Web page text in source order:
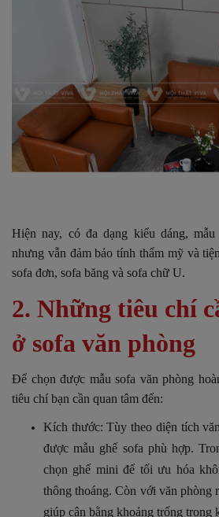
Hiện nay, có đa dạng kiểu dáng,
nhưng vẫn đảm bảo tính thẩm mỹ và
sofa đơn, sofa băng và sofa chữ U.
2. Những tiêu chí
ở sofa văn phòng
Để chọn được mẫu sofa văn phòng
tiêu chí bạn cần quan tâm đến:
Kích thước: Tùy theo diện tích
được mẫu ghế sofa phù hợp.
chọn ghế mini để tối ưu hóa
thông thoáng. Còn với văn phòng
giúp cân bằng khoảng trống trong